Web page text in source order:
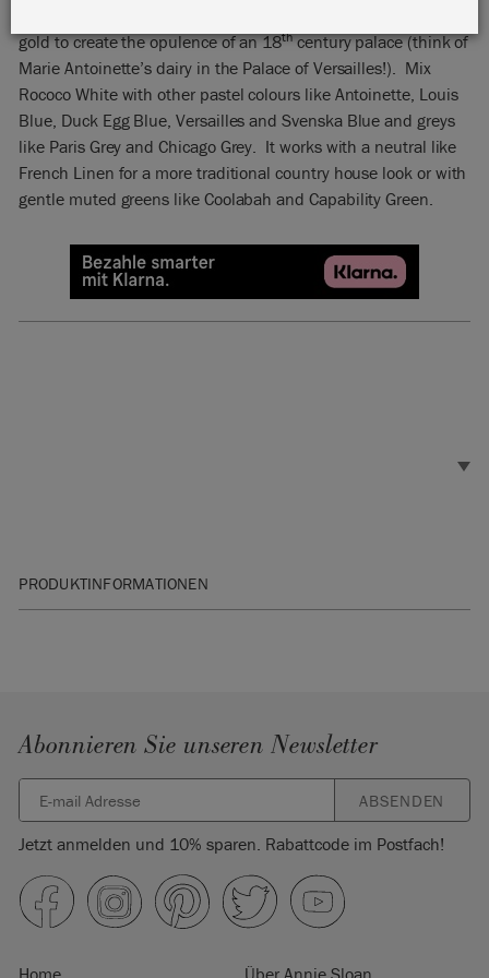
gold to create the opulence of an 18thcentury palace (think of
Marie Antoinette’s dairy in the Palace of Versailles!). Mix
Rococo White with other pastel colours like Antoinette, Louis
Blue, Duck Egg Blue, Versailles and Svenska Blue and greys
like Paris Grey and Chicago Grey. It works with a neutral like
French Linen for a more traditional country house look or with
gentle muted greens like Coolabah and Capability Green.
PRODUKTINFORMATIONEN
Abonnieren Sie unseren Newsletter
ABSENDEN
Jetzt anmelden und 10% sparen. Rabattcode im Postfach!
Home Über Annie Sloan